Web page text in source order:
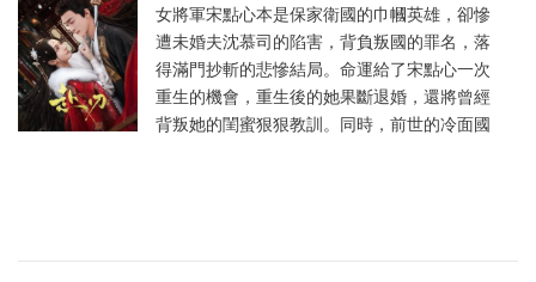
女將軍宋點心本是保家衛國的巾幗英雄，卻慘
遭未婚夫沈慕司的陷害，背負叛國的罪名，落
得滿門抄斬的悲慘結局。命運給了宋點心一次
重生的機會，重生後的她果斷退婚，還將曾經
背叛她的閨蜜狠狠教訓。同時，前世的冷面國